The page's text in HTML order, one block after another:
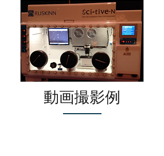
動画撮影例